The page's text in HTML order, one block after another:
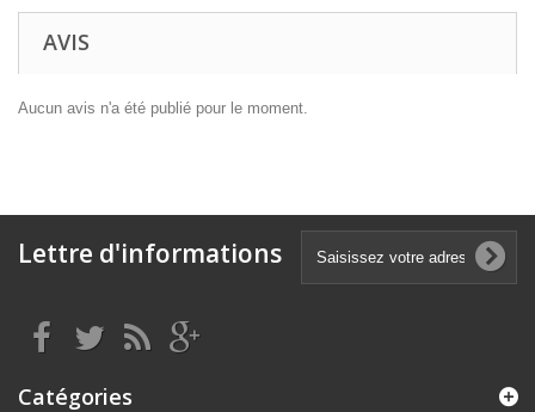
AVIS
Aucun avis n'a été publié pour le moment.
Lettre d'informations
Catégories